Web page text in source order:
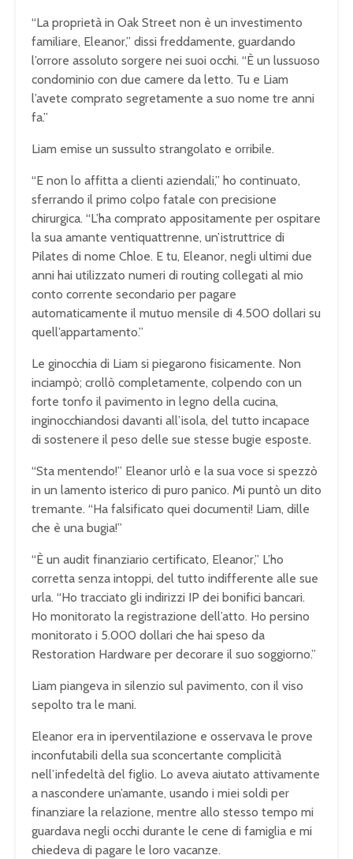
“La proprietà in Oak Street non è un investimento
familiare, Eleanor,” dissi freddamente, guardando
l’orrore assoluto sorgere nei suoi occhi. “È un lussuoso
condominio con due camere da letto. Tu e Liam
l’avete comprato segretamente a suo nome tre anni
fa.”
Liam emise un sussulto strangolato e orribile.
“E non lo affitta a clienti aziendali,” ho continuato,
sferrando il primo colpo fatale con precisione
chirurgica. “L’ha comprato appositamente per ospitare
la sua amante ventiquattrenne, un’istruttrice di
Pilates di nome Chloe. E tu, Eleanor, negli ultimi due
anni hai utilizzato numeri di routing collegati al mio
conto corrente secondario per pagare
automaticamente il mutuo mensile di 4.500 dollari su
quell’appartamento.”
Le ginocchia di Liam si piegarono fisicamente. Non
inciampò; crollò completamente, colpendo con un
forte tonfo il pavimento in legno della cucina,
inginocchiandosi davanti all’isola, del tutto incapace
di sostenere il peso delle sue stesse bugie esposte.
“Sta mentendo!” Eleanor urlò e la sua voce si spezzò
in un lamento isterico di puro panico. Mi puntò un dito
tremante. “Ha falsificato quei documenti! Liam, dille
che è una bugia!”
“È un audit finanziario certificato, Eleanor,” L’ho
corretta senza intoppi, del tutto indifferente alle sue
urla. “Ho tracciato gli indirizzi IP dei bonifici bancari.
Ho monitorato la registrazione dell’atto. Ho persino
monitorato i 5.000 dollari che hai speso da
Restoration Hardware per decorare il suo soggiorno.”
Liam piangeva in silenzio sul pavimento, con il viso
sepolto tra le mani.
Eleanor era in iperventilazione e osservava le prove
inconfutabili della sua sconcertante complicità
nell’infedeltà del figlio. Lo aveva aiutato attivamente
a nascondere un’amante, usando i miei soldi per
finanziare la relazione, mentre allo stesso tempo mi
guardava negli occhi durante le cene di famiglia e mi
chiedeva di pagare le loro vacanze.